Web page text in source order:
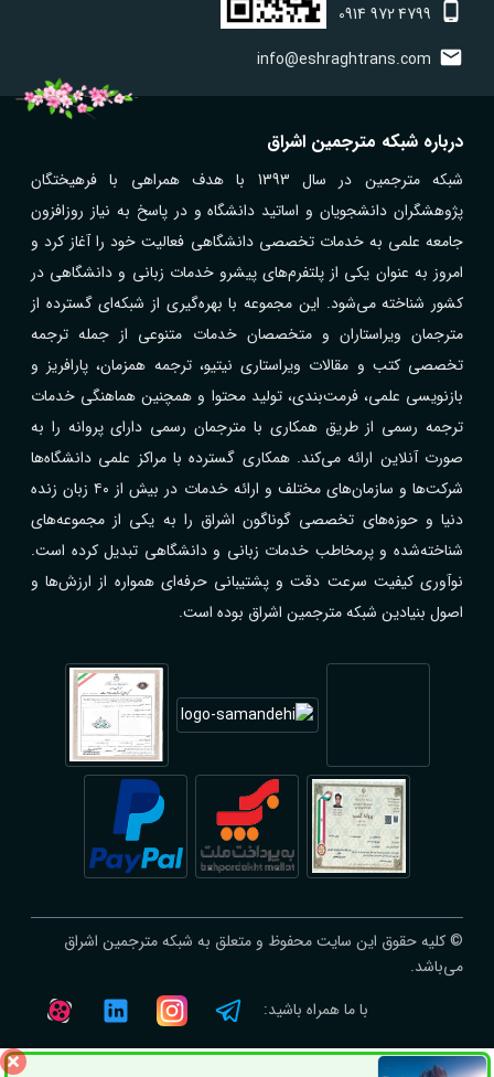
0914 9724799
info@eshraghtrans.com
درباره شبکه مترجمین اشراق
شبکه مترجمین در سال 1393 با هدف همراهی با فرهیختگان
پژوهشگران دانشجویان و اساتید دانشگاه و در پاسخ به نیاز روزافزون
جامعه علمی به خدمات تخصصی دانشگاهی فعالیت خود را آغاز کرد و
امروز به عنوان یکی از پلتفرم‌های پیشرو خدمات زبانی و دانشگاهی در
کشور شناخته می‌شود. این مجموعه با بهره‌گیری از شبکه‌ای گسترده از
مترجمان ویراستاران و متخصصان خدمات متنوعی از جمله ترجمه
تخصصی کتب و مقالات ویراستاری نیتیو، ترجمه همزمان، پارافریز و
بازنویسی علمی، فرمت‌بندی، تولید محتوا و همچنین هماهنگی خدمات
ترجمه رسمی از طریق همکاری با مترجمان رسمی دارای پروانه را به
صورت آنلاین ارائه می‌کند. همکاری گسترده با مراکز علمی دانشگاه‌ها
شرکت‌ها و سازمان‌های مختلف و ارائه خدمات در بیش از ۴۰ زبان زنده
دنیا و حوزه‌های تخصصی گوناگون اشراق را به یکی از مجموعه‌های
شناخته‌شده و پرمخاطب خدمات زبانی و دانشگاهی تبدیل کرده است.
نوآوری کیفیت سرعت دقت و پشتیبانی حرفه‌ای همواره از ارزش‌ها و
اصول بنیادین شبکه مترجمین اشراق بوده است.
© کلیه حقوق این سایت محفوظ و متعلق به شبکه مترجمین اشراق
می‌باشد.
با ما همراه باشید: